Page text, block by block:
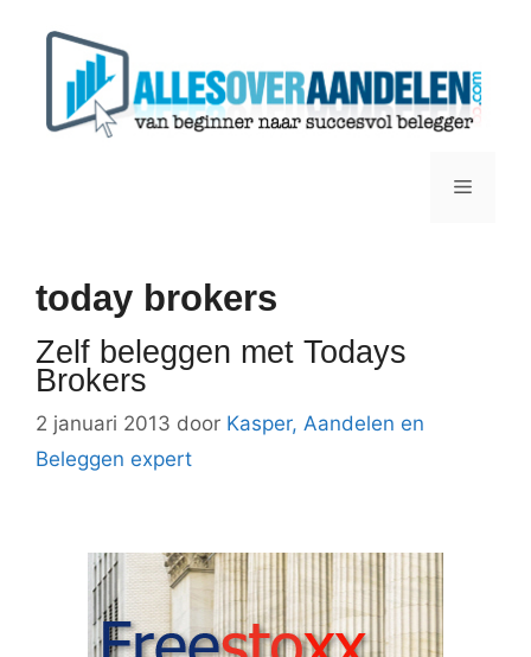
Menu
today brokers
Zelf beleggen met Todays
Brokers
2 januari 2013 door Kasper, Aandelen en
Beleggen expert